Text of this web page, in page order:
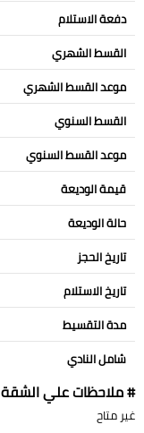
دفعة الاستلام
القسط الشهري
موعد القسط الشهري
القسط السنوي
موعد القسط السنوي
قيمة الوديعة
حالة الوديعة
تاريخ الحجز
تاريخ الاستلام
مدة التقسيط
شامل النادي
# ملاحظات علي الشقة
غير متاح